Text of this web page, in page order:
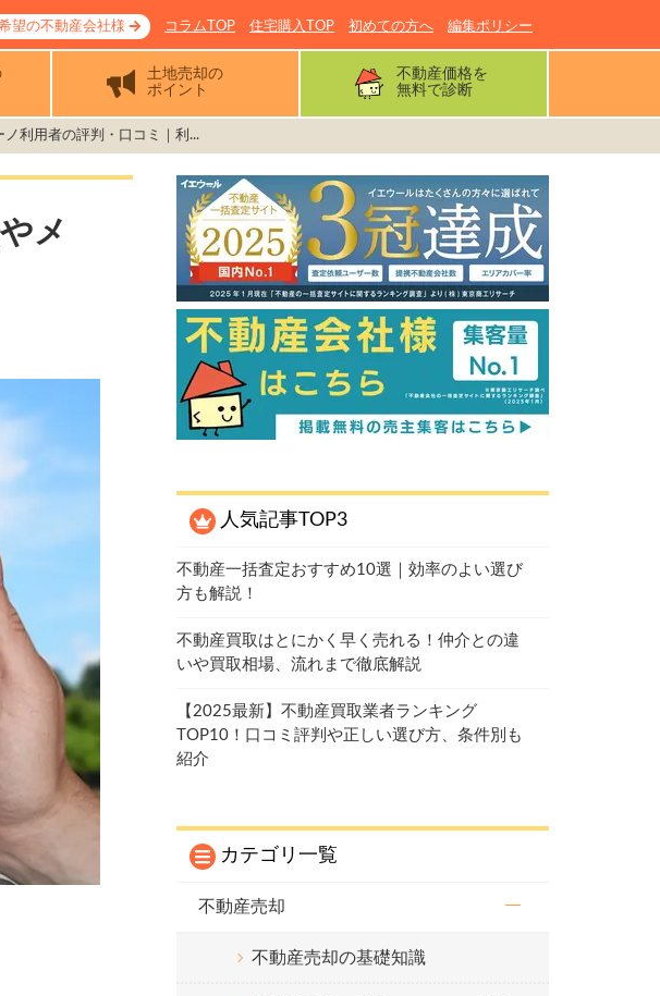
望の不動産会社様 コラムTOP 住宅購入TOP 初めての方へ 編集ポリシー
土地売却の
ポイント
不動産価格を
無料で診断
ノ利用者の評判・口コミ｜利...
メ
人気記事TOP3
不動産一括査定おすすめ10選｜効率のよい選び
方も解説！
不動産買取はとにかく早く売れる！仲介との違
いや買取相場、流れまで徹底解説
【2025最新】不動産買取業者ランキング
TOP10！口コミ評判や正しい選び方、条件別も
紹介
カテゴリ一覧
不動産売却
不動産売却の基礎知識